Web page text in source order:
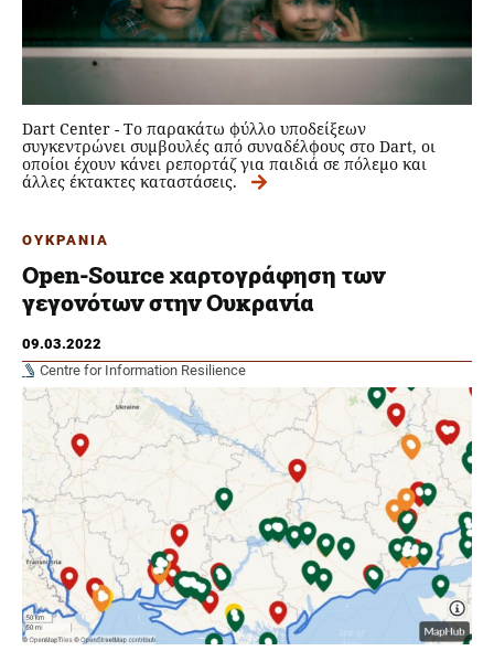
Dart Center - To παρακάτω φύλλο υποδείξεων
συγκεντρώνει συμβουλές από συναδέλφους στο Dart, οι
οποίοι έχουν κάνει ρεπορτάζ για παιδιά σε πόλεμο και
άλλες έκτακτες καταστάσεις.
ΟΥΚΡΑΝΙΑ
Open-Source χαρτογράφηση των
γεγονότων στην Ουκρανία
09.03.2022
Centre for Information Resilience